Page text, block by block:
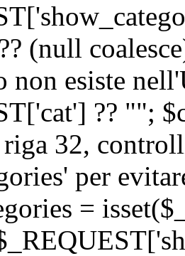
(null
non esiste
?? "";
32,
per
=